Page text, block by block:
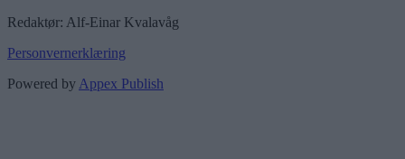
Redaktør: Alf-Einar Kvalavåg
Personvernerklæring
Powered by Appex Publish